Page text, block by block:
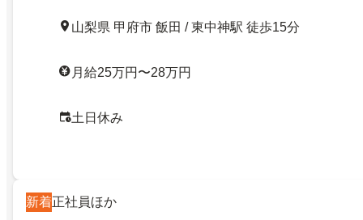
山梨県 甲府市 飯田 / 東中神駅 徒歩15分
月給25万円〜28万円
土日休み
新着正社員ほか